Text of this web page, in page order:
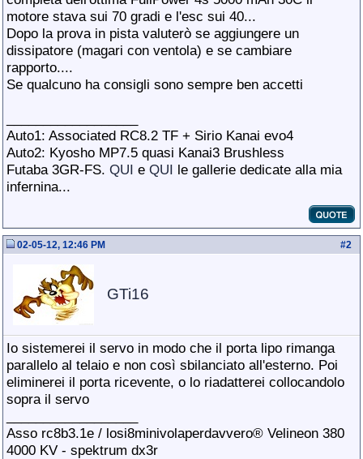
motore stava sui 70 gradi e l'esc sui 40...
Dopo la prova in pista valuterò se aggiungere un
dissipatore (magari con ventola) e se cambiare
rapporto....
Se qualcuno ha consigli sono sempre ben accetti
Auto1: Associated RC8.2 TF + Sirio Kanai evo4
Auto2: Kyosho MP7.5 quasi Kanai3 Brushless
Futaba 3GR-FS. QUI e QUI le gallerie dedicate alla mia
infernina...
#2
02-05-12, 12:46 PM
GTi16
Io sistemerei il servo in modo che il porta lipo rimanga
parallelo al telaio e non così sbilanciato all'esterno. Poi
eliminerei il porta ricevente, o lo riadatterei collocandolo
sopra il servo
Asso rc8b3.1e / losi8minivolaperdavvero® Velineon 380
4000 KV - spektrum dx3r